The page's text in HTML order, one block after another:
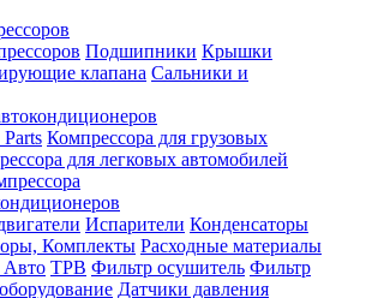
Подшипники Крышки
клапана Сальники и
Компрессора для грузовых
для легковых автомобилей
Испарители Конденсаторы
Комплекты Расходные материалы
Авто ТРВ Фильтр осушитель Фильтр
Датчики давления